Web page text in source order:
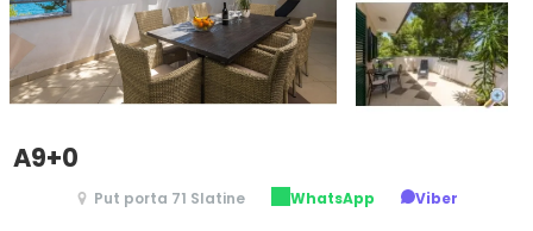
A9+0
Put porta 71 Slatine WhatsApp Viber